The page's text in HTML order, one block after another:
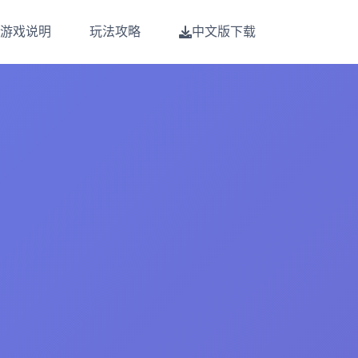
游戏说明 玩法攻略 中文版下载